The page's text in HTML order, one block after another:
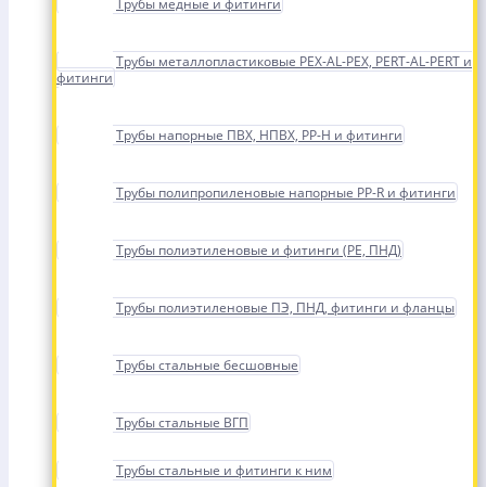
Трубы медные и фитинги
Трубы металлопластиковые PEX-AL-PEX, PERT-AL-PERT и
фитинги
Трубы напорные ПВХ, НПВХ, PP-H и фитинги
Трубы полипропиленовые напорные PP-R и фитинги
Трубы полиэтиленовые и фитинги (PE, ПНД)
Трубы полиэтиленовые ПЭ, ПНД, фитинги и фланцы
Трубы стальные бесшовные
Трубы стальные ВГП
Трубы стальные и фитинги к ним